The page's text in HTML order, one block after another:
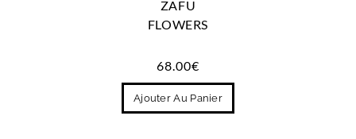
ZAFU
FLOWERS
68.00€
Ajouter Au Panier